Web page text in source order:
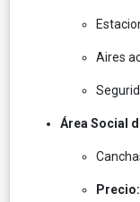
Aires
Área Social
Precio: